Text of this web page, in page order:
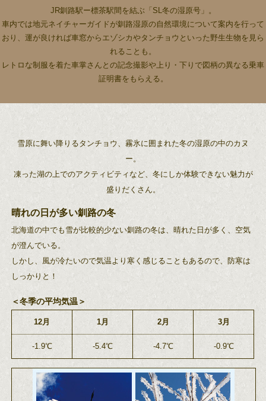
JR釧路駅ー標茶駅間を結ぶ「SL冬の湿原号」。
車内では地元ネイチャーガイドが釧路湿原の自然環境について案内を行って
おり、運が良ければ車窓からエゾシカやタンチョウといった野生生物を見ら
れることも。
レトロな制服を着た車掌さんとの記念撮影や上り・下りで図柄の異なる乗車
証明書をもらえる。
雪原に舞い降りるタンチョウ、霧氷に囲まれた冬の湿原の中のカヌ
ー。
凍った湖の上でのアクティビティなど、冬にしか体験できない魅力が
盛りだくさん。
晴れの日が多い釧路の冬
北海道の中でも雪が比較的少ない釧路の冬は、晴れた日が多く、空気
が澄んでいる。
しかし、風が冷たいので気温より寒く感じることもあるので、防寒は
しっかりと！
＜冬季の平均気温＞
12月 1月 2月 3月
-1.9℃ -5.4℃ -4.7℃ -0.9℃